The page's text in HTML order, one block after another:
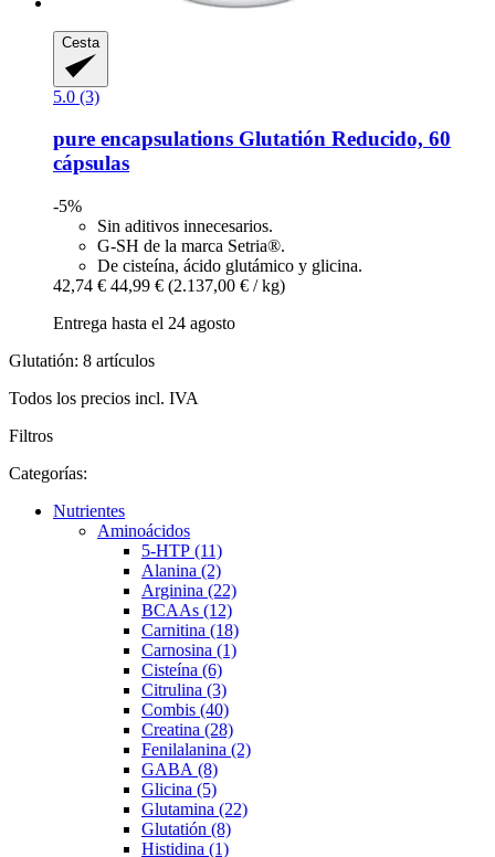
Cesta
5.0 (3)
pure encapsulations Glutatión Reducido, 60
cápsulas
-5%
Sin aditivos innecesarios.
G-SH de la marca Setria®.
De cisteína, ácido glutámico y glicina.
42,74 € 44,99 € (2.137,00 € / kg)
Entrega hasta el 24 agosto
Glutatión: 8 artículos
Todos los precios incl. IVA
Filtros
Categorías:
Nutrientes
Aminoácidos
5-HTP (11)
Alanina (2)
Arginina (22)
BCAAs (12)
Carnitina (18)
Carnosina (1)
Cisteína (6)
Citrulina (3)
Combis (40)
Creatina (28)
Fenilalanina (2)
GABA (8)
Glicina (5)
Glutamina (22)
Glutatión (8)
Histidina (1)